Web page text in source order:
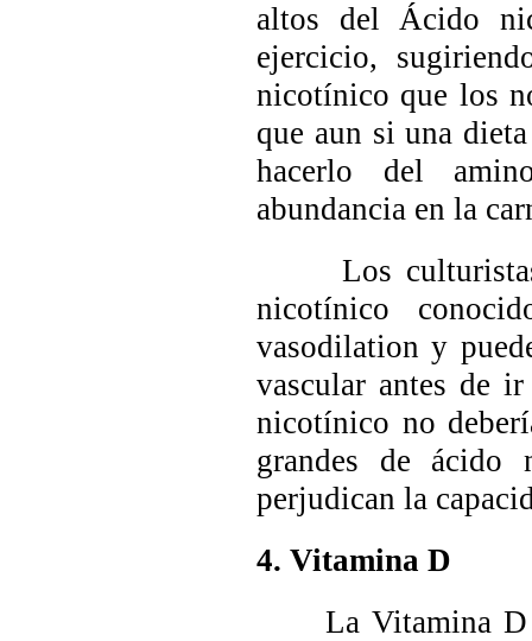
altos del Ácido
ejercicio,
nicotínico que los
que aun si una
hacerlo del
abundancia en la
Los culturistas
nicotínico
vasodilationy
vascular antes de
nicotínico no
grandes de ácido
perjudican la
4. Vitamina D
La Vitamina D